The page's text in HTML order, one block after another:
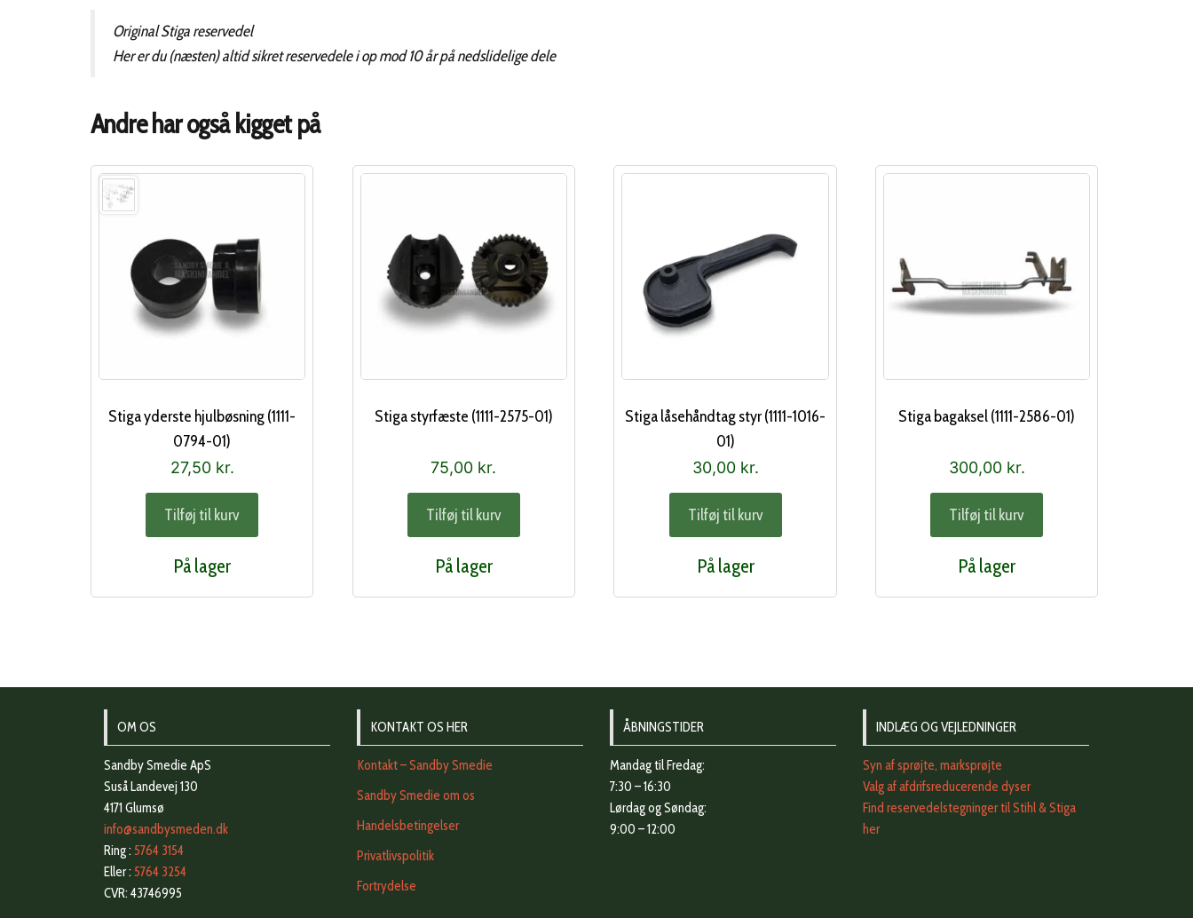
Original Stiga reservedel
Her er du (næsten) altid sikret reservedele i op mod 10 år på nedslidelige dele
Andre har også kigget på
Stiga yderste hjulbøsning (1111-
0794-01)
27,50 kr.
Tilføj til kurv
På lager
Stiga styrfæste (1111-2575-01)
75,00 kr.
Tilføj til kurv
På lager
Stiga låsehåndtag styr (1111-1016-
01)
30,00 kr.
Tilføj til kurv
På lager
Stiga bagaksel (1111-2586-01)
300,00 kr.
Tilføj til kurv
På lager
OM OS
Sandby Smedie ApS
Suså Landevej 130
4171 Glumsø
info@sandbysmeden.dk
Ring : 5764 3154
Eller : 5764 3254
CVR: 43746995
KONTAKT OS HER
Kontakt – Sandby Smedie
Sandby Smedie om os
Handelsbetingelser
Privatlivspolitik
Fortrydelse
ÅBNINGSTIDER
Mandag til Fredag:
7:30 – 16:30
Lørdag og Søndag:
9:00 – 12:00
INDLÆG OG VEJLEDNINGER
Syn af sprøjte, marksprøjte
Valg af afdrifsreducerende dyser
Find reservedelstegninger til Stihl & Stiga
her